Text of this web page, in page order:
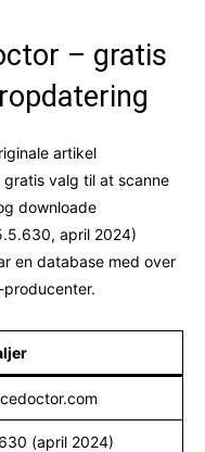
– gratis
artikel
valg til at scanne
downloade
april 2024)
en database med over
(april 2024)